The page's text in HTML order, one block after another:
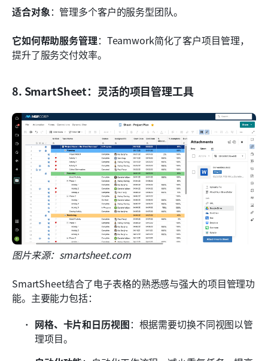
适合对象：管理多个客户的服务型团队。
它如何帮助服务管理：Teamwork简化了客户项目管理，
提升了服务交付效率。
8. SmartSheet：灵活的项目管理工具
图片来源：smartsheet.com
SmartSheet结合了电子表格的熟悉感与强大的项目管理功
能。主要能力包括：
网格、卡片和日历视图：根据需要切换不同视图以管
理项目。